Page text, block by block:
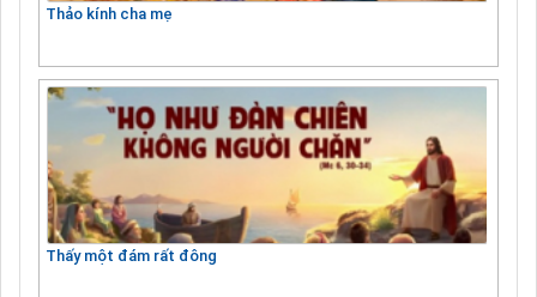
Thảo kính cha mẹ
Thấy một đám rất đông